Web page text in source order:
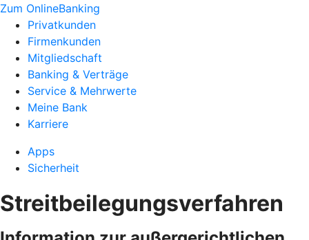
Zum OnlineBanking
Privatkunden
Firmenkunden
Mitgliedschaft
Banking & Verträge
Service & Mehrwerte
Meine Bank
Karriere
Apps
Sicherheit
Streitbeilegungsverfahren